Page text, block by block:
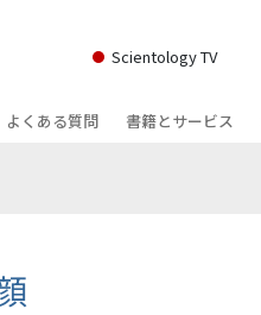
Scientology TV
よくある質問
サイエントロジーの組織
書籍とサービス
講演